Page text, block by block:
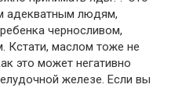
адекватным людям,
черносливом,
Кстати, маслом тоже не
это может негативно
железе. Если вы